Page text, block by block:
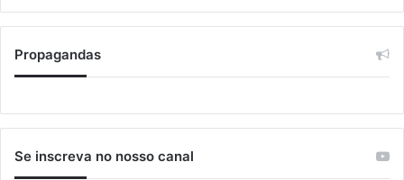
Propagandas
Se inscreva no nosso canal